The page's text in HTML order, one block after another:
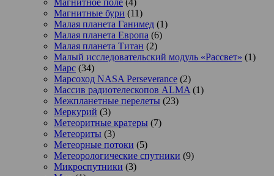
Магнитные бури (11)
Малая планета Ганимед (1)
Малая планета Европа (6)
Малая планета Титан (2)
Малый исследовательский модуль «Рассвет» (1)
Марс (34)
Марсоход NASA Perseverance (2)
Массив радиотелескопов ALMA (1)
Межпланетные перелеты (23)
Меркурий (3)
Метеоритные кратеры (7)
Метеориты (3)
Метеорные потоки (5)
Метеорологические спутники (9)
Микроспутники (3)